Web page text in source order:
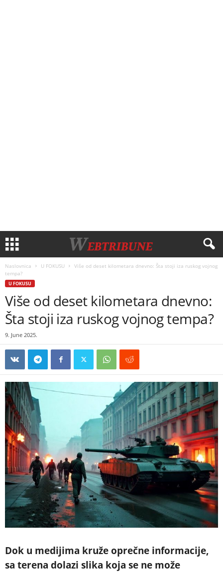
Naslovnica U FOKUSU
Više od deset kilometara dnevno: Šta stoji iza ruskog vojnog
tempa?
U FOKUSU
Više od deset kilometara dnevno:
Šta stoji iza ruskog vojnog tempa?
9. June 2025.
Dok u medijima kruže oprečne informacije,
sa terena dolazi slika koja se ne može